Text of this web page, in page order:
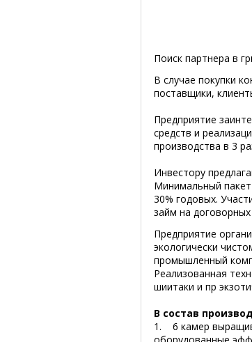
Поиск партнера в
В случае покупки
поставщики,
Предприятие
средств и
производства в 3
Инвестору
Минимальный
30% годовых.
займ на договорных
Предприятие
экологически
промышленный
Реализованная
шиитаки и пр
В состав
1. 6 камер